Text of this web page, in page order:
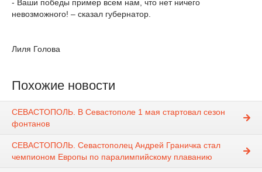
- Ваши победы пример всем нам, что нет ничего
невозможного! – сказал губернатор.
Лиля Голова
Похожие новости
СЕВАСТОПОЛЬ. В Севастополе 1 мая стартовал сезон
фонтанов
СЕВАСТОПОЛЬ. Севастополец Андрей Граничка стал
чемпионом Европы по паралимпийскому плаванию